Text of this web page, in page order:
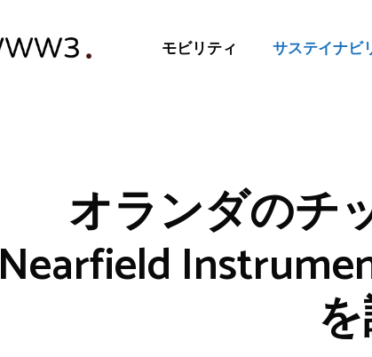
モビリティ サステイナビ
オランダのチ
Nearfield